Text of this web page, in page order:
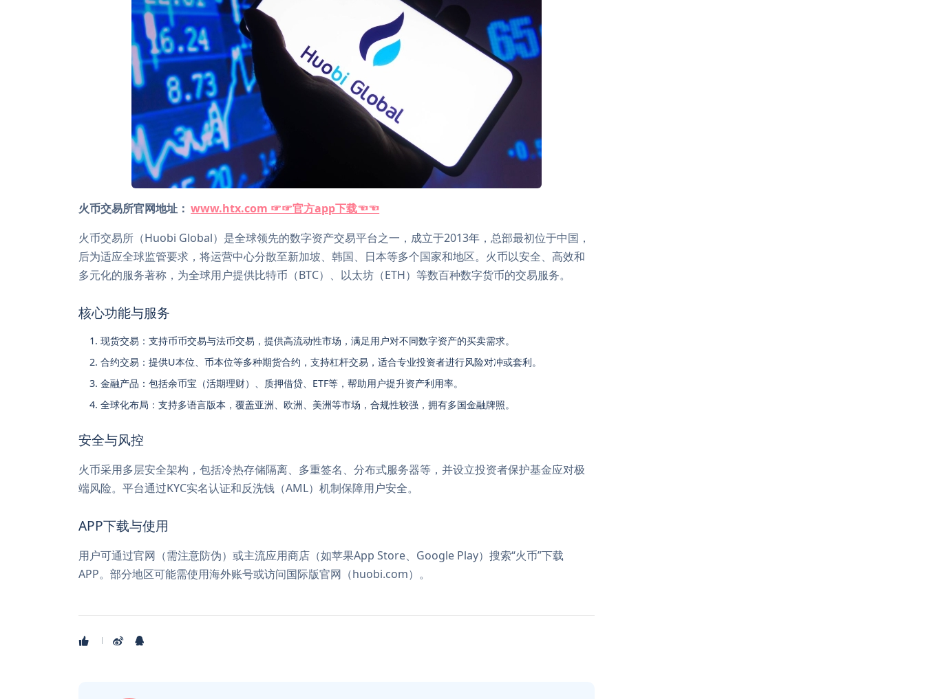
火币交易所官网地址： www.htx.com ☞☞官方app下载☜☜
火币交易所（Huobi Global）是全球领先的数字资产交易平台之一，成立于2013年，总部最初位于中国，
后为适应全球监管要求，将运营中心分散至新加坡、韩国、日本等多个国家和地区。火币以安全、高效和
多元化的服务著称，为全球用户提供比特币（BTC）、以太坊（ETH）等数百种数字货币的交易服务。
核心功能与服务
现货交易：支持币币交易与法币交易，提供高流动性市场，满足用户对不同数字资产的买卖需求。
合约交易：提供U本位、币本位等多种期货合约，支持杠杆交易，适合专业投资者进行风险对冲或套利。
金融产品：包括余币宝（活期理财）、质押借贷、ETF等，帮助用户提升资产利用率。
全球化布局：支持多语言版本，覆盖亚洲、欧洲、美洲等市场，合规性较强，拥有多国金融牌照。
安全与风控
火币采用多层安全架构，包括冷热存储隔离、多重签名、分布式服务器等，并设立投资者保护基金应对极
端风险。平台通过KYC实名认证和反洗钱（AML）机制保障用户安全。
APP下载与使用
用户可通过官网（需注意防伪）或主流应用商店（如苹果App Store、Google Play）搜索“火币”下载
APP。部分地区可能需使用海外账号或访问国际版官网（huobi.com）。